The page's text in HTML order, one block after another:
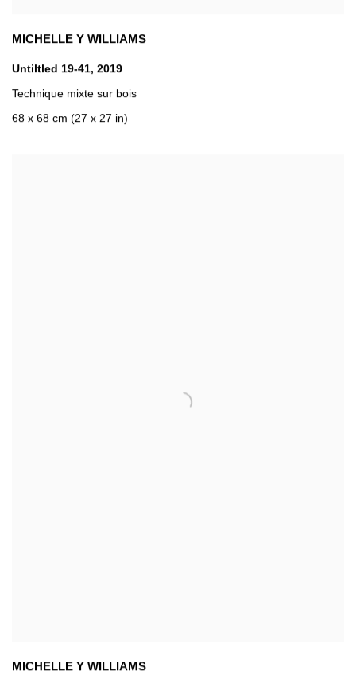
MICHELLE Y WILLIAMS
Untiltled 19-41, 2019
Technique mixte sur bois
68 x 68 cm (27 x 27 in)
MICHELLE Y WILLIAMS